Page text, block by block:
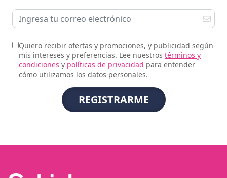
Quiero recibir ofertas y promociones, y publicidad según
mis intereses y preferencias. Lee nuestrostérminos y
condiciones y políticas de privacidad para entender
cómo utilizamos los datos personales.